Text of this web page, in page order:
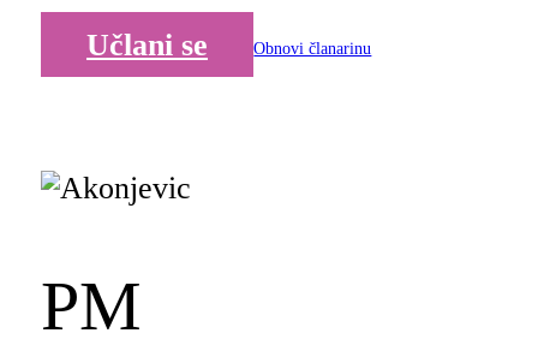
Učlani se
Obnovi članarinu
PM